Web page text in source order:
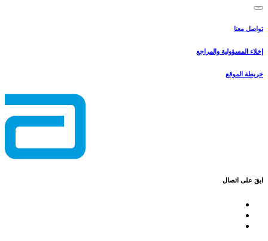
تواصل معنا
إخلاء المسؤولية والمراجع
خريطة الموقع
ابقَ على اتصال